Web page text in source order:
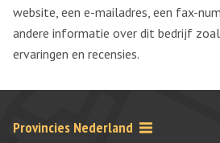
website, een e-mailadres, een fax-
andere informatie over dit bedrijf
ervaringen en recensies.
Provincies Nederland